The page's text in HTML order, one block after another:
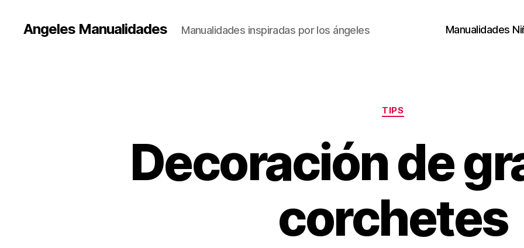
Angeles Manualidades Manualidades inspiradas por los ángeles Manualidades
Categorías
TIPS
Decoración de
corchetes